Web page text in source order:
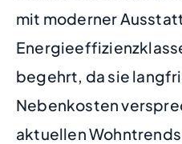
mit moderner
begehrt, da sie
Nebenkosten
aktuellen